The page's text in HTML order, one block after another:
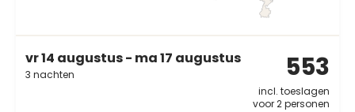
vr 14 augustus - ma 17 augustus
3 nachten 553
incl. toeslagen
voor 2 personen